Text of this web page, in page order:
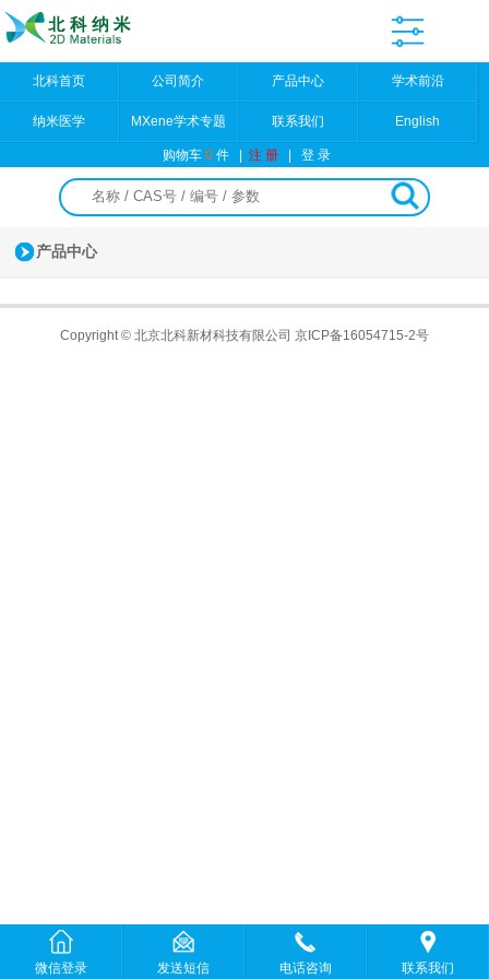
北科首页 公司简介 产品中心 学术前沿
纳米医学 MXene学术专题 联系我们 English
购物车0件 |注 册 |登 录
产品中心
Copyright © 北京北科新材科技有限公司 京ICP备16054715-2号
微信登录 发送短信 电话咨询 联系我们